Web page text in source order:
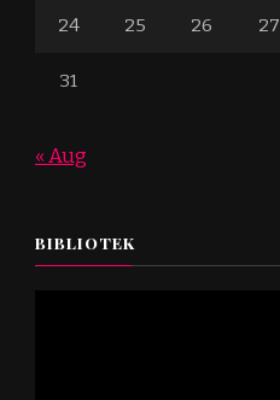
24 25 26 27
31
« Aug
BIBLIOTEK